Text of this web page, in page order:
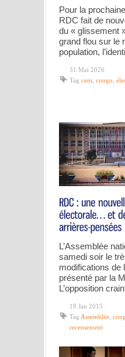
Pour la
RDC fait de
du « glissement
grand flou sur le
population,
31 Mai 2026
Tag ceni congo
L’Assemblée
samedi soir le
modifications de
présenté par la
L’opposition
18 Jan 2015
Tag Assemblée
recensement